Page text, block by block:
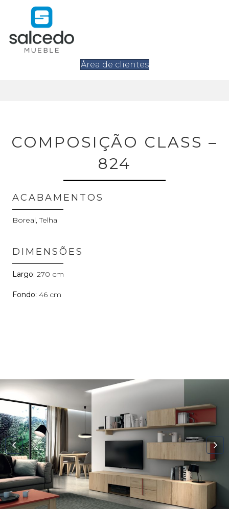
Área de clientes
COMPOSIÇÃO CLASS –
824
ACABAMENTOS
Boreal, Telha
DIMENSÕES
270
46